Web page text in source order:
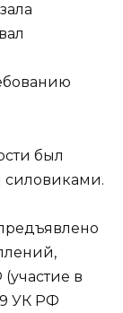
был
силовиками.
в
УК РФ